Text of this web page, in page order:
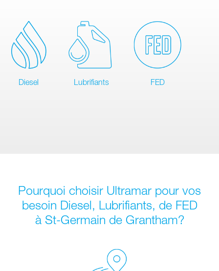
Diesel Lubrifiants FED
Pourquoi choisir Ultramar pour vos
besoin Diesel, Lubrifiants, de FED
à St-Germain de Grantham?